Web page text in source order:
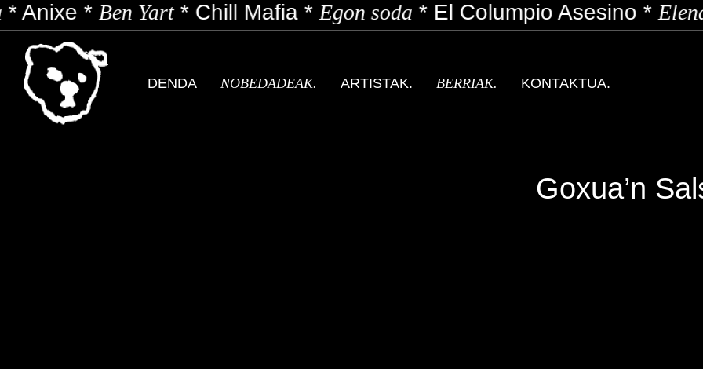
Anixe*Ben Yart*Chill Mafia*Egon soda*El Columpio Asesino*
DENDA NOBEDADEAK. ARTISTAK. BERRIAK. KONTAKTUA.
Goxua’n